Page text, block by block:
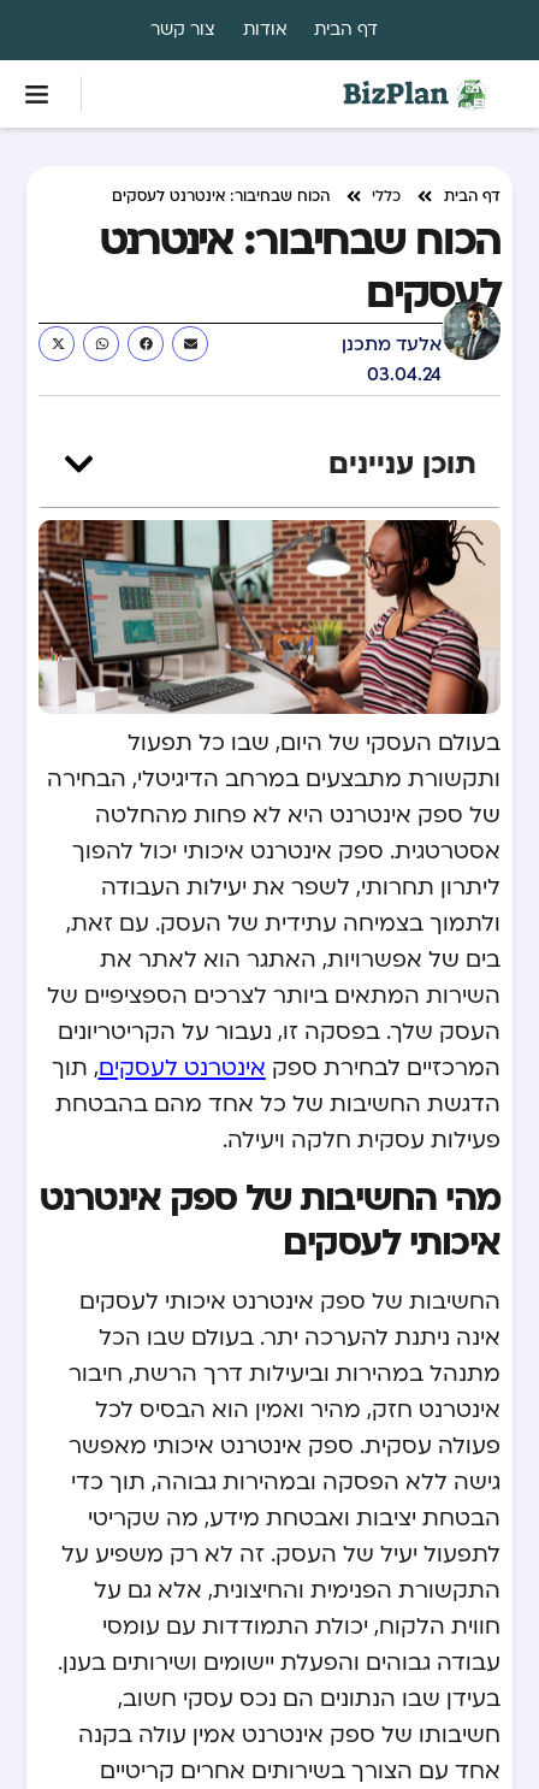
דף הבית אודות צור קשר
דף הבית כללי הכוח שבחיבור: אינטרנט לעסקים
הכוח שבחיבור: אינטרנט
לעסקים
אלעד מתכנן
03.04.24
תוכן עניינים
בעולם העסקי של היום, שבו כל תפעול
ותקשורת מתבצעים במרחב הדיגיטלי, הבחירה
של ספק אינטרנט היא לא פחות מהחלטה
אסטרטגית. ספק אינטרנט איכותי יכול להפוך
ליתרון תחרותי, לשפר את יעילות העבודה
ולתמוך בצמיחה עתידית של העסק. עם זאת,
בים של אפשרויות, האתגר הוא לאתר את
השירות המתאים ביותר לצרכים הספציפיים של
העסק שלך. בפסקה זו, נעבור על הקריטריונים
המרכזיים לבחירת ספק אינטרנט לעסקים, תוך
הדגשת החשיבות של כל אחד מהם בהבטחת
פעילות עסקית חלקה ויעילה.
מהי החשיבות של ספק אינטרנט
איכותי לעסקים
החשיבות של ספק אינטרנט איכותי לעסקים
אינה ניתנת להערכה יתר. בעולם שבו הכל
מתנהל במהירות וביעילות דרך הרשת, חיבור
אינטרנט חזק, מהיר ואמין הוא הבסיס לכל
פעולה עסקית. ספק אינטרנט איכותי מאפשר
גישה ללא הפסקה ובמהירות גבוהה, תוך כדי
הבטחת יציבות ואבטחת מידע, מה שקריטי
לתפעול יעיל של העסק. זה לא רק משפיע על
התקשורת הפנימית והחיצונית, אלא גם על
חווית הלקוח, יכולת התמודדות עם עומסי
עבודה גבוהים והפעלת יישומים ושירותים בענן.
בעידן שבו הנתונים הם נכס עסקי חשוב,
חשיבותו של ספק אינטרנט אמין עולה בקנה
אחד עם הצורך בשירותים אחרים קריטיים